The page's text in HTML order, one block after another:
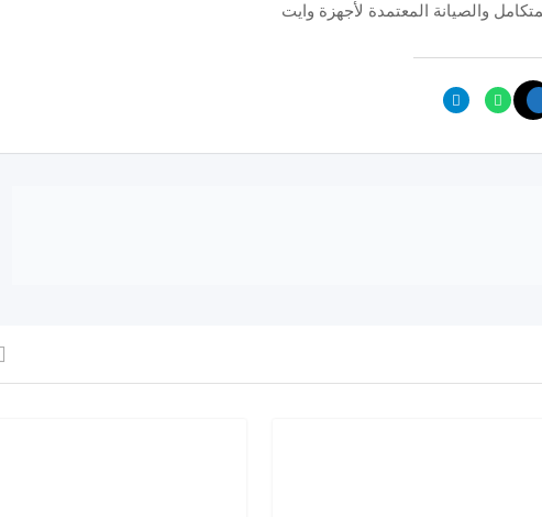
والصيانة المعتمدة لأجهزة وايت